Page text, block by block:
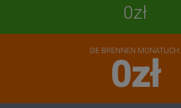
0zł
SIE BRENNEN MONATLICH:
0zł